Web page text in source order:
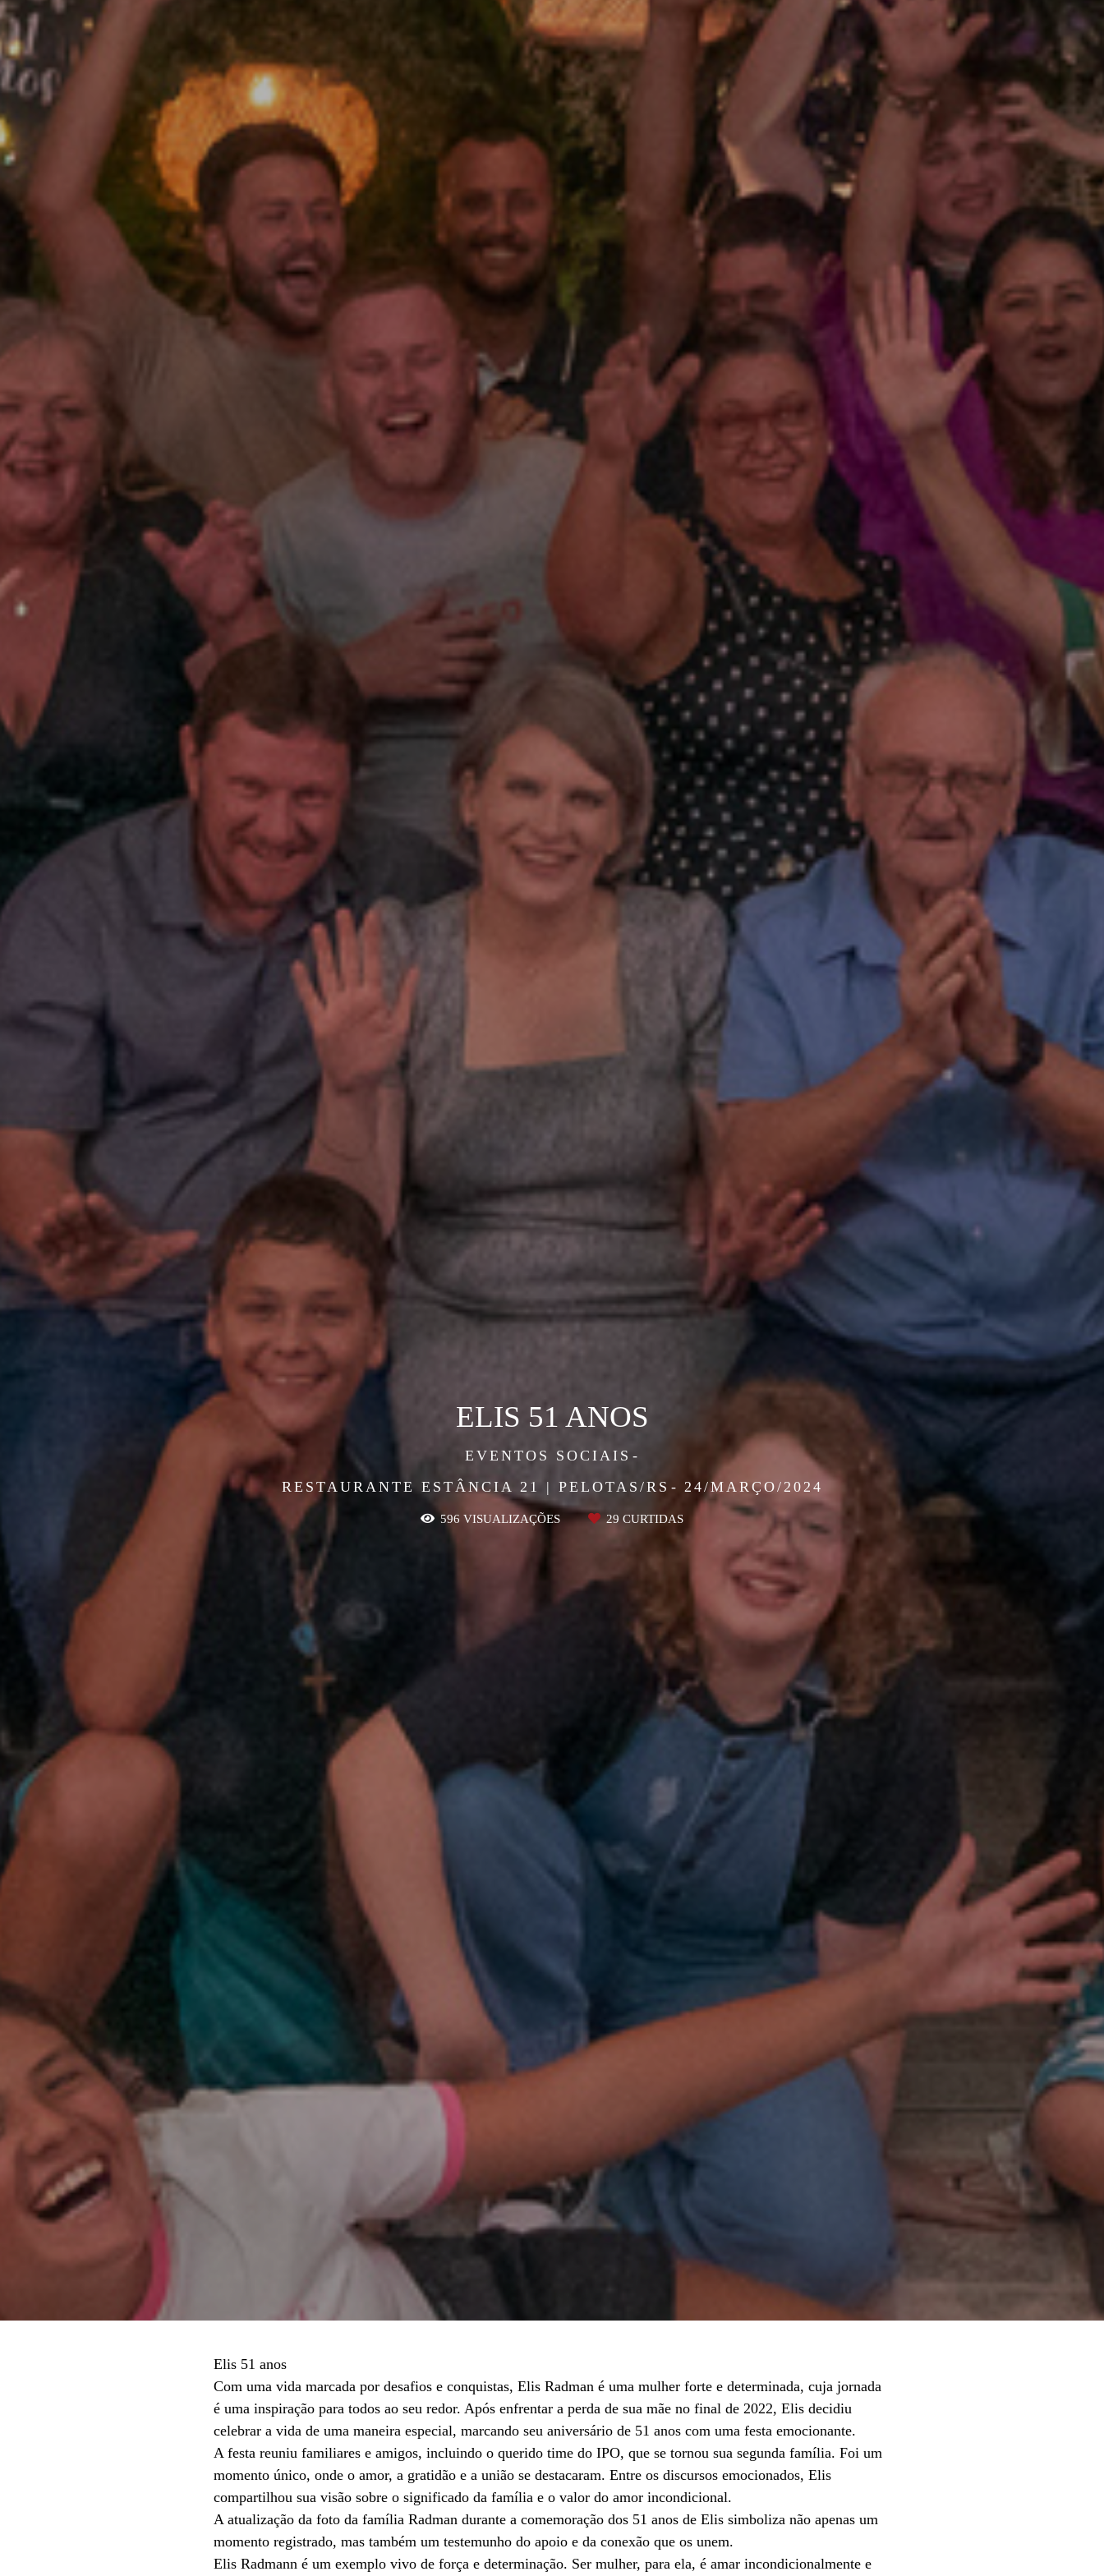
EVENTOS SOCIAIS
RESTAURANTE ESTÂNCIA 21 | PELOTAS/RS
24/MARÇO/2024
ELIS 51 ANOS
596 VISUALIZAÇÕES 29 CURTIDAS
Elis 51 anos
Com uma vida marcada por desafios e conquistas, Elis Radman é uma mulher forte e determinada, cuja jornada
é uma inspiração para todos ao seu redor. Após enfrentar a perda de sua mãe no final de 2022, Elis decidiu
celebrar a vida de uma maneira especial, marcando seu aniversário de 51 anos com uma festa emocionante.
A festa reuniu familiares e amigos, incluindo o querido time do IPO, que se tornou sua segunda família. Foi um
momento único, onde o amor, a gratidão e a união se destacaram. Entre os discursos emocionados, Elis
compartilhou sua visão sobre o significado da família e o valor do amor incondicional.
A atualização da foto da família Radman durante a comemoração dos 51 anos de Elis simboliza não apenas um
momento registrado, mas também um testemunho do apoio e da conexão que os unem.
Elis Radmann é um exemplo vivo de força e determinação. Ser mulher, para ela, é amar incondicionalmente e